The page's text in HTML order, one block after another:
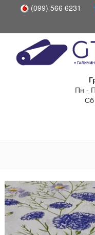
(099) 566 6231
Пн -
Сб